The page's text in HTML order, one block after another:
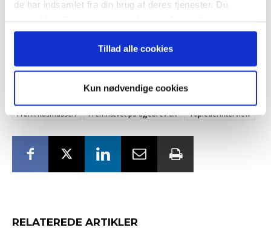
de har indsamlet fra din brug af deres tjenester. Du
anvende vores hjemmeside.
Tillad alle cookies
Kun nødvendige cookies
Frank Rasmussen
Fremhævet på ugebrev.dk Toplederinterview
RELATEREDE ARTIKLER
Bestyrelsesguidens ugentlige nyhedsbrev samt